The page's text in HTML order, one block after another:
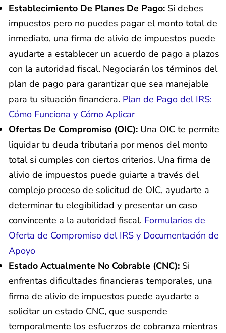
Establecimiento De Planes De Pago: Si debes
impuestos pero no puedes pagar el monto total de
inmediato, una firma de alivio de impuestos puede
ayudarte a establecer un acuerdo de pago a plazos
con la autoridad fiscal. Negociarán los términos del
plan de pago para garantizar que sea manejable
para tu situación financiera. Plan de Pago del IRS:
Cómo Funciona y Cómo Aplicar
Ofertas De Compromiso (OIC): Una OIC te permite
liquidar tu deuda tributaria por menos del monto
total si cumples con ciertos criterios. Una firma de
alivio de impuestos puede guiarte a través del
complejo proceso de solicitud de OIC, ayudarte a
determinar tu elegibilidad y presentar un caso
convincente a la autoridad fiscal. Formularios de
Oferta de Compromiso del IRS y Documentación de
Apoyo
Estado Actualmente No Cobrable (CNC): Si
enfrentas dificultades financieras temporales, una
firma de alivio de impuestos puede ayudarte a
solicitar un estado CNC, que suspende
temporalmente los esfuerzos de cobranza mientras